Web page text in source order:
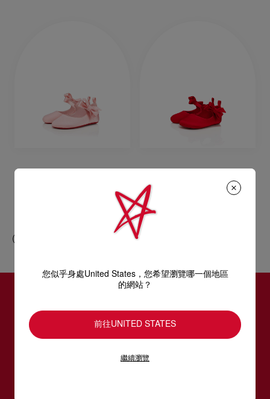
芭蕾舞平底鞋 - 绉缎 - Pink - 童装
Lou Babe
芭蕾舞平底鞋 - 绉缎 - 紅色 - 童裝
HK$ 2.900,00
訂閱LOUBOUTIN通訊
您似乎身處United States，您希望瀏覽哪一個地區
的網站？
前往UNITED STATES
繼續瀏覽